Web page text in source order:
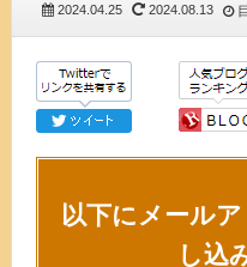
2024.04.25 2024.08.13
以下にメール
し込